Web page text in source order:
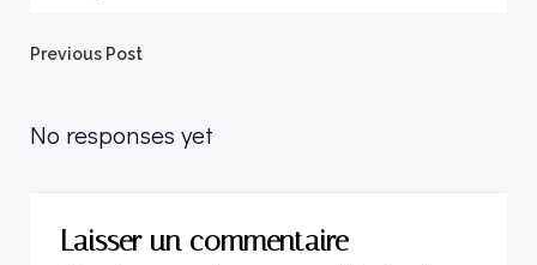
Post
navigation
Previous Post
No responses yet
Laisser un commentaire